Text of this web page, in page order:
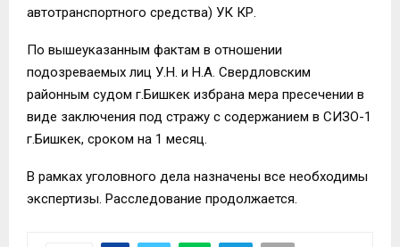
автотранспортного средства) УК КР.
По вышеуказанным фактам в отношении
подозреваемых лиц У.Н. и Н.А. Свердловским
районным судом г.Бишкек избрана мера пресечении в
виде заключения под стражу с содержанием в СИЗО-1
г.Бишкек, сроком на 1 месяц.
В рамках уголовного дела назначены все необходимы
экспертизы. Расследование продолжается.